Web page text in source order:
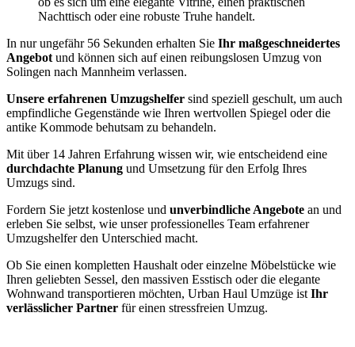
Nachttisch oder eine robuste Truhe handelt.
In nur ungefähr 56 Sekunden erhalten Sie Ihr maßgeschneidertes
Angebot und können sich auf einen reibungslosen Umzug von
Solingen nach Mannheim verlassen.
Unsere erfahrenen Umzugshelfer sind speziell geschult, um auch
empfindliche Gegenstände wie Ihren wertvollen Spiegel oder die
antike Kommode behutsam zu behandeln.
Mit über 14 Jahren Erfahrung wissen wir, wie entscheidend eine
durchdachte Planung und Umsetzung für den Erfolg Ihres
Umzugs sind.
Fordern Sie jetzt kostenlose und unverbindliche Angebote an und
erleben Sie selbst, wie unser professionelles Team erfahrener
Umzugshelfer den Unterschied macht.
Ob Sie einen kompletten Haushalt oder einzelne Möbelstücke wie
Ihren geliebten Sessel, den massiven Esstisch oder die elegante
Wohnwand transportieren möchten, Urban Haul Umzüge ist Ihr
verlässlicher Partner für einen stressfreien Umzug.